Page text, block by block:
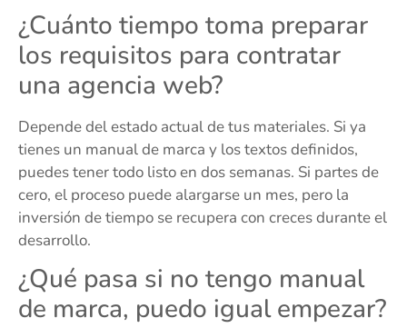
¿Cuánto tiempo toma preparar
los requisitos para contratar
una agencia web?
Depende del estado actual de tus materiales. Si ya
tienes un manual de marca y los textos definidos,
puedes tener todo listo en dos semanas. Si partes de
cero, el proceso puede alargarse un mes, pero la
inversión de tiempo se recupera con creces durante el
desarrollo.
¿Qué pasa si no tengo manual
de marca, puedo igual empezar?